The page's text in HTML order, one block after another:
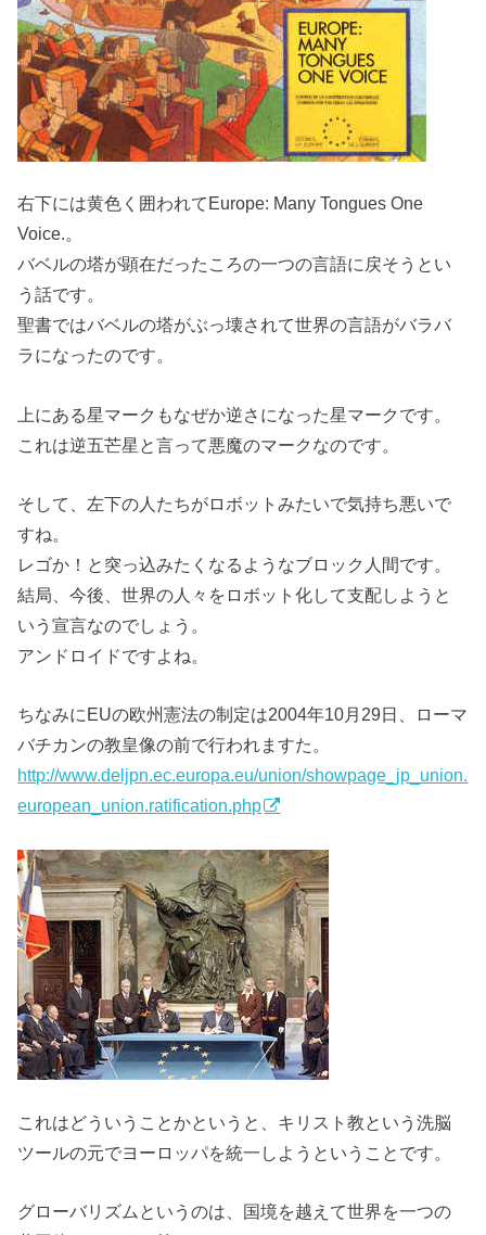
右下には黄色く囲われてEurope: Many Tongues One
Voice.。
バベルの塔が顕在だったころの一つの言語に戻そうとい
う話です。
聖書ではバベルの塔がぶっ壊されて世界の言語がバラバ
ラになったのです。
上にある星マークもなぜか逆さになった星マークです。
これは逆五芒星と言って悪魔のマークなのです。
そして、左下の人たちがロボットみたいで気持ち悪いで
すね。
レゴか！と突っ込みたくなるようなブロック人間です。
結局、今後、世界の人々をロボット化して支配しようと
いう宣言なのでしょう。
アンドロイドですよね。
ちなみにEUの欧州憲法の制定は2004年10月29日、ローマ
バチカンの教皇像の前で行われますた。
http://www.deljpn.ec.europa.eu/union/showpage_jp_union.
european_union.ratification.php
これはどういうことかというと、キリスト教という洗脳
ツールの元でヨーロッパを統一しようということです。
グローバリズムというのは、国境を越えて世界を一つの